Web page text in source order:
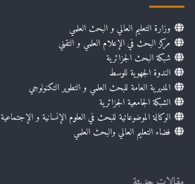
وزارة التعليم العالي و البحث العلمي
مركز البحث في الإعلام العلمي و التقني
شبكة البحث الجزائرية
الندوة الجهوية للوسط
المديرية العامة للبحث العلمي و التطوير التكنولوجي
الشبكة الجامعية الجزائرية
الوكالة الموضوعاتية للبحث في العلوم الإنسانية و الإجتماعية
فضاء التعليم العالي والبحث العلمي